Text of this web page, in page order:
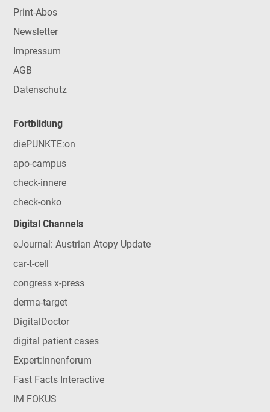
Print-Abos
Newsletter
Impressum
AGB
Datenschutz
Fortbildung
diePUNKTE:on
apo-campus
check-innere
check-onko
Digital Channels
eJournal: Austrian Atopy Update
car-t-cell
congress x-press
derma-target
DigitalDoctor
digital patient cases
Expert:innenforum
Fast Facts Interactive
IM FOKUS